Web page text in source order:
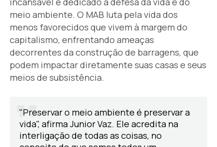
meio ambiente. O MAB luta pela vida dos
menos favorecidos que vivem à margem do
capitalismo, enfrentando ameaças
decorrentes da construção de barragens, que
podem impactar diretamente suas casas e seus
meios de subsistência.
"Preservar o meio ambiente é preservar a
vida", afirma Junior Vaz. Ele acredita na
interligação de todas as coisas, no